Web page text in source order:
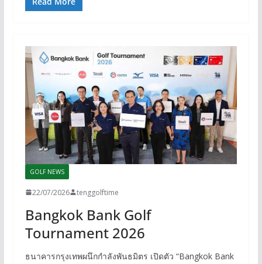
GOLF NEWS
22/07/2026 tenggolftime
Bangkok Bank Golf
Tournament 2026
ธนาคารกรุงเทพผนึกกำลังพันธมิตร เปิดตัว “Bangkok Bank